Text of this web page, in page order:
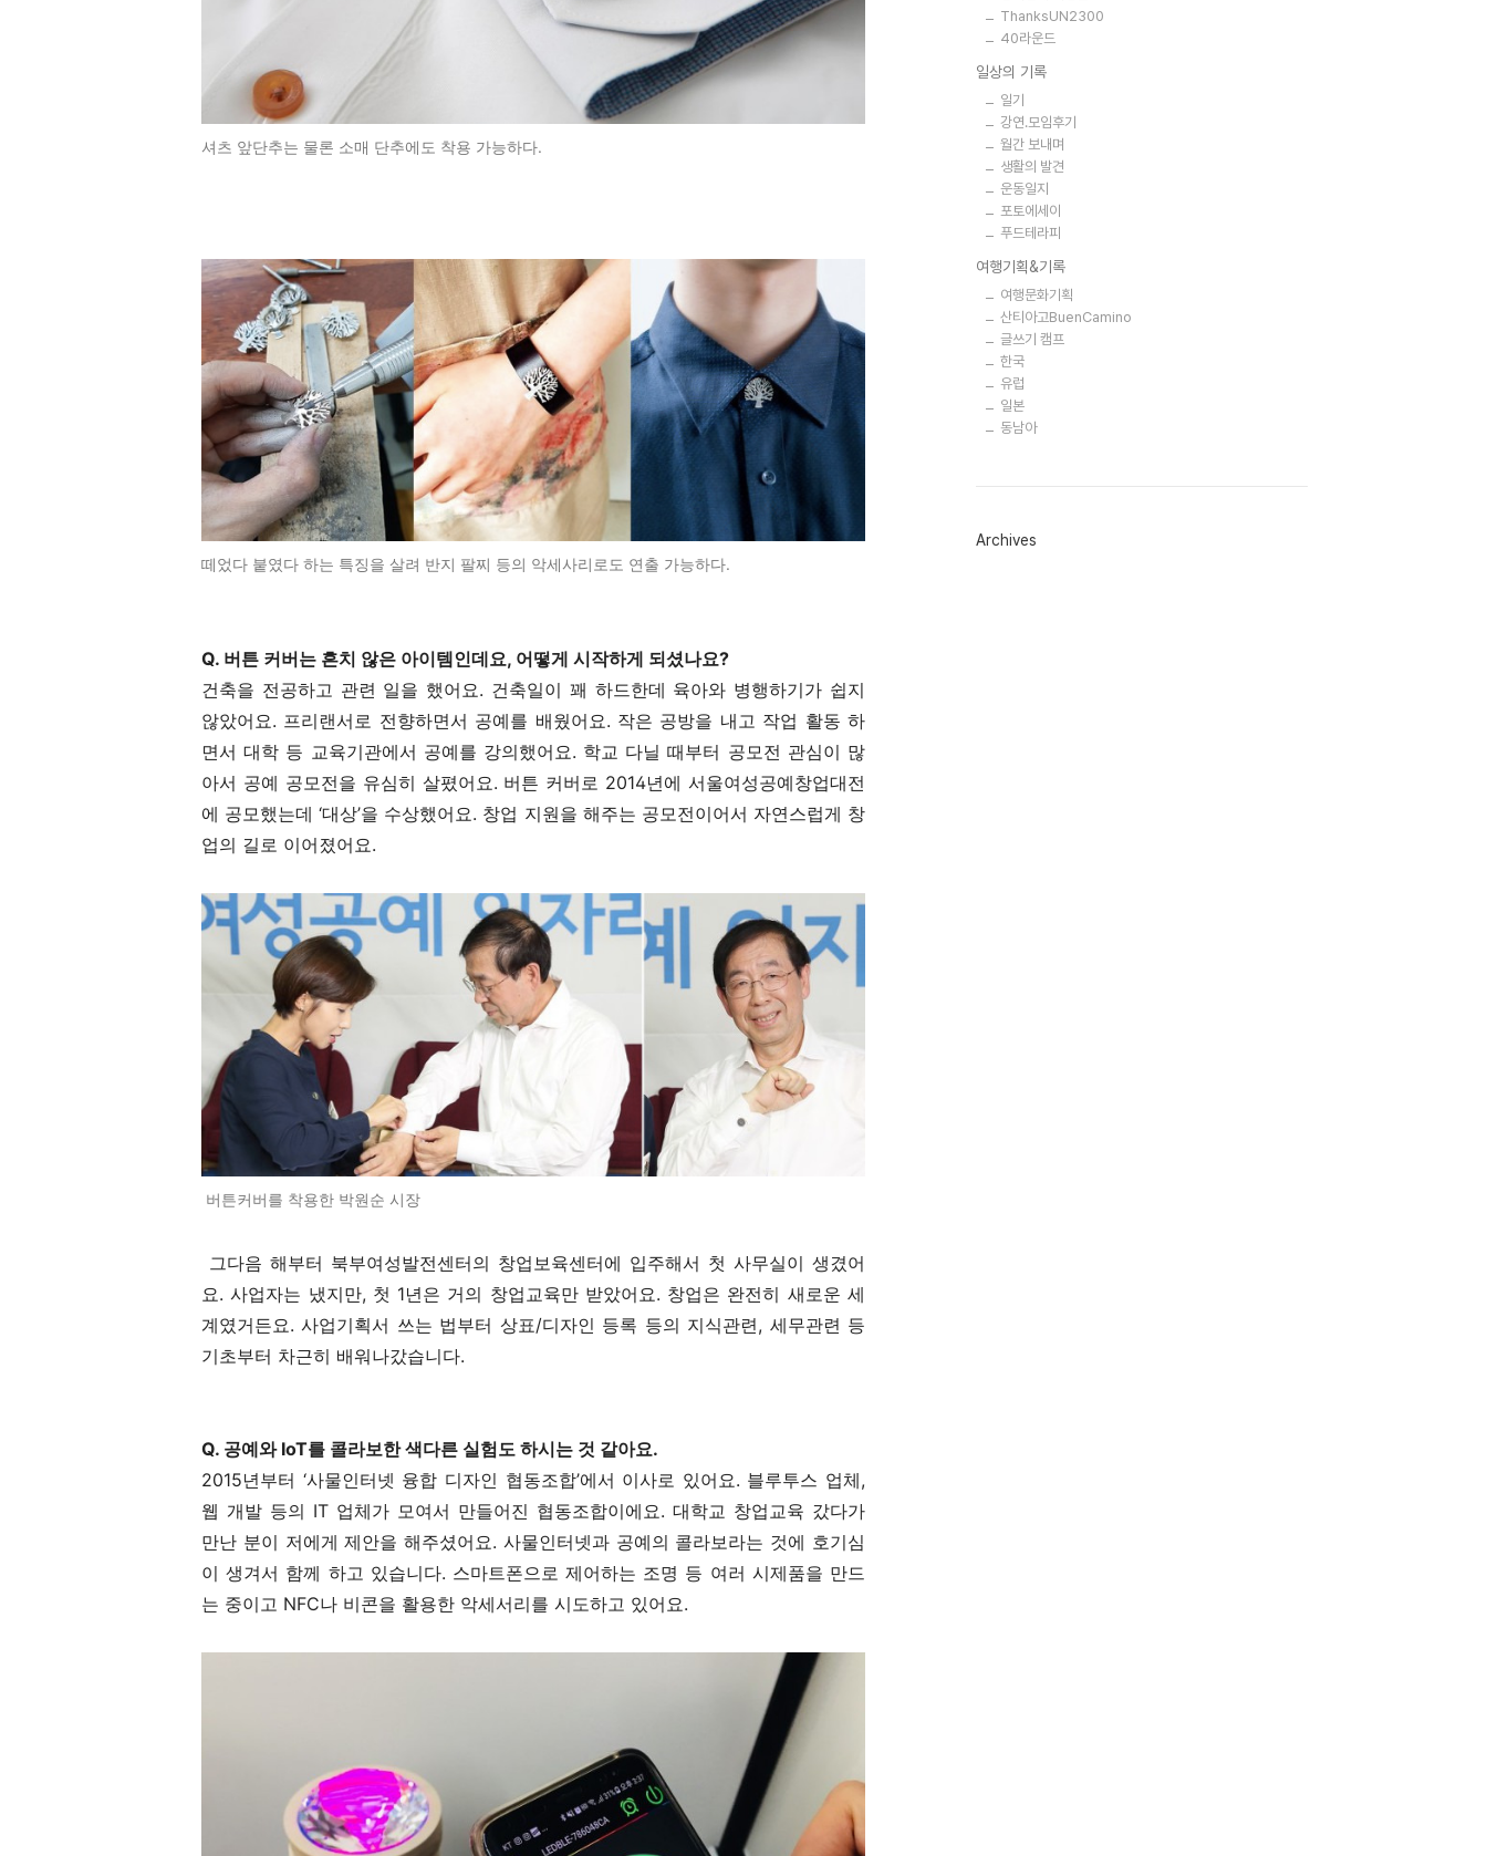
셔츠 앞단추는 물론 소매 단추에도 착용 가능하다.
떼었다 붙였다 하는 특징을 살려 반지 팔찌 등의 악세사리로도 연출 가능하다.
Q. 버튼 커버는 흔치 않은 아이템인데요, 어떻게 시작하게 되셨나요?
건축을 전공하고 관련 일을 했어요. 건축일이 꽤 하드한데 육아와 병행하기가 쉽지
않았어요. 프리랜서로 전향하면서 공예를 배웠어요. 작은 공방을 내고 작업 활동 하
면서 대학 등 교육기관에서 공예를 강의했어요. 학교 다닐 때부터 공모전 관심이 많
아서 공예 공모전을 유심히 살폈어요. 버튼 커버로 2014년에 서울여성공예창업대전
에 공모했는데 ‘대상’을 수상했어요. 창업 지원을 해주는 공모전이어서 자연스럽게 창
업의 길로 이어졌어요.
버튼커버를 착용한 박원순 시장
그다음 해부터 북부여성발전센터의 창업보육센터에 입주해서 첫 사무실이 생겼어
요. 사업자는 냈지만, 첫 1년은 거의 창업교육만 받았어요. 창업은 완전히 새로운 세
계였거든요. 사업기획서 쓰는 법부터 상표/디자인 등록 등의 지식관련, 세무관련 등
기초부터 차근히 배워나갔습니다.
Q. 공예와 IoT를 콜라보한 색다른 실험도 하시는 것 같아요.
2015년부터 ‘사물인터넷 융합 디자인 협동조합’에서 이사로 있어요. 블루투스 업체,
웹 개발 등의 IT 업체가 모여서 만들어진 협동조합이에요. 대학교 창업교육 갔다가
만난 분이 저에게 제안을 해주셨어요. 사물인터넷과 공예의 콜라보라는 것에 호기심
이 생겨서 함께 하고 있습니다. 스마트폰으로 제어하는 조명 등 여러 시제품을 만드
는 중이고 NFC나 비콘을 활용한 악세서리를 시도하고 있어요.
ThanksUN2300
40라운드
일상의 기록
일기
강연.모임후기
월간 보내며
생활의 발견
운동일지
포토에세이
푸드테라피
여행기획&기록
여행문화기획
산티아고BuenCamino
글쓰기 캠프
한국
유럽
일본
동남아
Archives